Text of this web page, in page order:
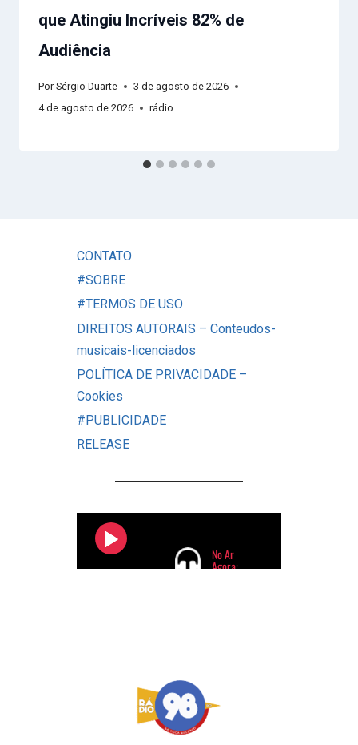
que Atingiu Incríveis 82% de
Audiência
Por Sérgio Duarte
3 de agosto de 2026
4 de agosto de 2026
rádio
CONTATO
#SOBRE
#TERMOS DE USO
DIREITOS AUTORAIS – Conteudos-
musicais-licenciados
POLÍTICA DE PRIVACIDADE –
Cookies
#PUBLICIDADE
RELEASE